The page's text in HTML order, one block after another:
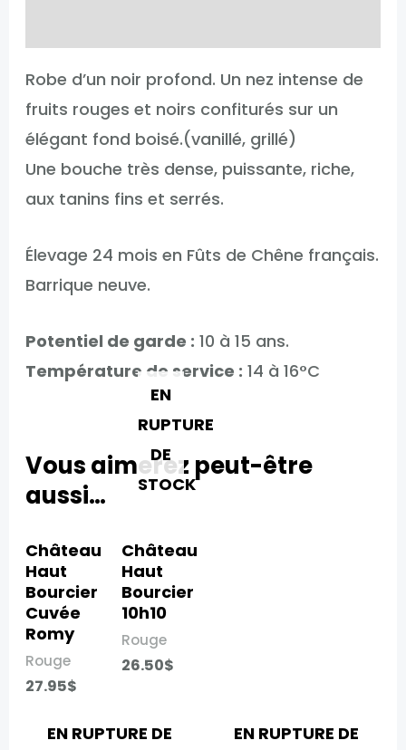
Robe d’un noir profond. Un nez intense de
fruits rouges et noirs confiturés sur un
élégant fond boisé.(vanillé, grillé)
Une bouche très dense, puissante, riche,
aux tanins fins et serrés.
Élevage 24 mois en Fûts de Chêne français.
Barrique neuve.
Potentiel de garde : 10 à 15 ans.
Température de service : 14 à 16°C
Vous aimerez peut-être
aussi…
Château
Haut
Bourcier
Cuvée
Romy
Rouge
27.95$
EN
RUPTURE
DE
STOCK
Château
Haut
Bourcier
10h10​
Rouge
26.50$
EN RUPTURE DE
EN RUPTURE DE